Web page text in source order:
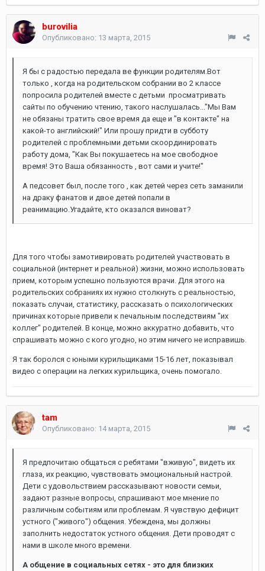
burovilia
Опубликовано: 13 марта, 2015
Я бы с радостью передала ве функции родителям.Вот
только , когда на родительском собрании во 2 классе
попросила родителей вместе с детьми просматривать
сайты по обучению чтению, такого наслушалась..."Мы Вам
не обязаны тратить свое время да еще и "в контакте" на
какой-то английский!" Или прошу придти в субботу
родителей с проблемными детьми скоординировать
работу дома, "Как Вы покушаетесь на мое свободное
время! Это Ваша обязанность , вот сами и учите!"
А педсовет был, после того , как детей через сеть заманили
на драку фанатов и двое детей попали в
реанимацию.Угадайте, кто оказался виноват?
Для того чтобы замотивировать родителей участвовать в
социальной (интернет и реальной) жизни, можно использовать
прием, которым успешно пользуются врачи. Для этого на
родительских собраниях их нужно столкнуть с реальностью,
показать случаи, статистику, рассказать о психологических
причинах которые привели к печальным последствиям "их
коллег" родителей. В конце, можно аккуратно добавить, что
спрашивать можно с кого угодно, но этим ничего не исправишь.
Я так боролся с юными курильщиками 15-16 лет, показывал
видео с операции на легких курильщика, очень помогало.
tam
Опубликовано: 14 марта, 2015
Я предпочитаю общаться с ребятами "вживую", видеть их
глаза, их реакцию, чувствовать эмоциональный настрой.
Дети с удовольствием рассказывают новости семьи,
задают разные вопросы, спрашивают мое мнение по
различным событиям или проблемам. Я чувствую дефицит
устного ("живого") общения. Убеждена, мы должны
заполнить недостаток устного общения. Дети проводят с
нами в школе много времени.
А общение в социальных сетях - это для близких